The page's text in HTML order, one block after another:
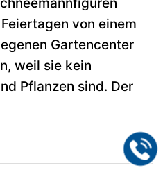
von einem
Gartencenter
weil sie kein
Pflanzen sind. Der